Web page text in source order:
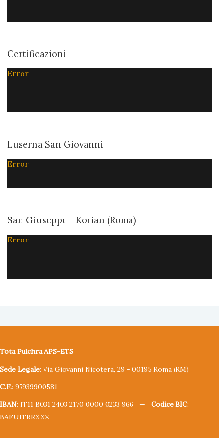
Certificazioni
Error
Luserna San Giovanni
Error
San Giuseppe - Korian (Roma)
Error
Tota Pulchra APS-ETS
Sede Legale: Via Giovanni Nicotera, 29 - 00195 Roma (RM)
C.F.: 97939900581
IBAN: IT11 B031 2403 2170 0000 0233 966 — Codice BIC:
BAFUITRRXXX